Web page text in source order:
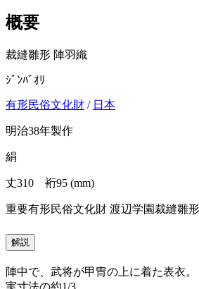
概要
裁縫雛形 陣羽織
ｼﾞﾝﾊﾞｵﾘ
有形民俗文化財 / 日本
明治38年製作
絹
丈310 裄95 (mm)
重要有形民俗文化財 渡辺学園裁縫雛
解説
陣中で、武将が甲冑の上に着た表衣。